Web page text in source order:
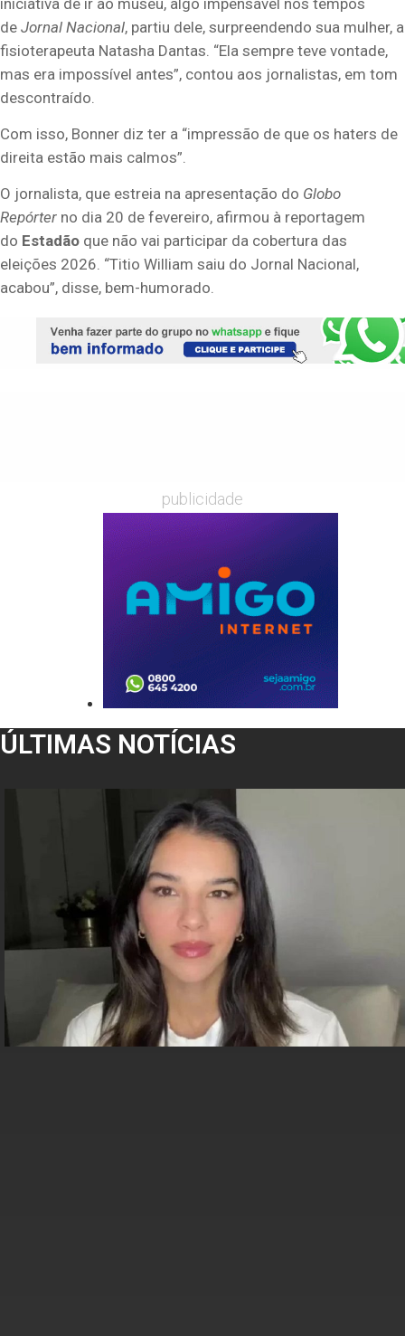
de Jornal Nacional, partiu dele, surpreendendo sua mulher, a
fisioterapeuta Natasha Dantas. “Ela sempre teve vontade,
mas era impossível antes”, contou aos jornalistas, em tom
descontraído.
Com isso, Bonner diz ter a “impressão de que os haters de
direita estão mais calmos”.
O jornalista, que estreia na apresentação do Globo
Repórter no dia 20 de fevereiro, afirmou à reportagem
do Estadão que não vai participar da cobertura das
eleições 2026. “Titio William saiu do Jornal Nacional,
acabou”, disse, bem-humorado.
publicidade
ÚLTIMAS NOTÍCIAS